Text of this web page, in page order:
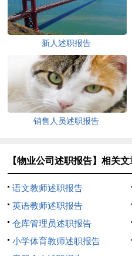
新人述职报告
销售人员述职报告
【物业公司述职报告】相关文
语文教师述职报告
英语教师述职报告
仓库管理员述职报告
小学体育教师述职报告